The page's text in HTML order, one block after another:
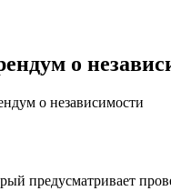
о
о независимости
предусматривает